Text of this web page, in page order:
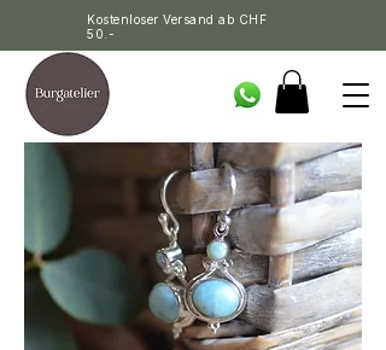
Kostenloser Versand ab CHF
50.-